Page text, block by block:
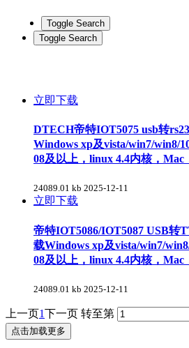
Toggle Search
Toggle Search
立即下载
DTECH帝特IOT5075 usb转
Windows xp及vista/win7/win8/
08及以上，linux 4.4内核，Mac
24089.01 kb 2025-12-11
立即下载
帝特IOT5086/IOT5087 USB转
载Windows xp及vista/win7/
08及以上，linux 4.4内核，Mac
24089.01 kb 2025-12-11
上一页1下一页 转至第
点击加载更多